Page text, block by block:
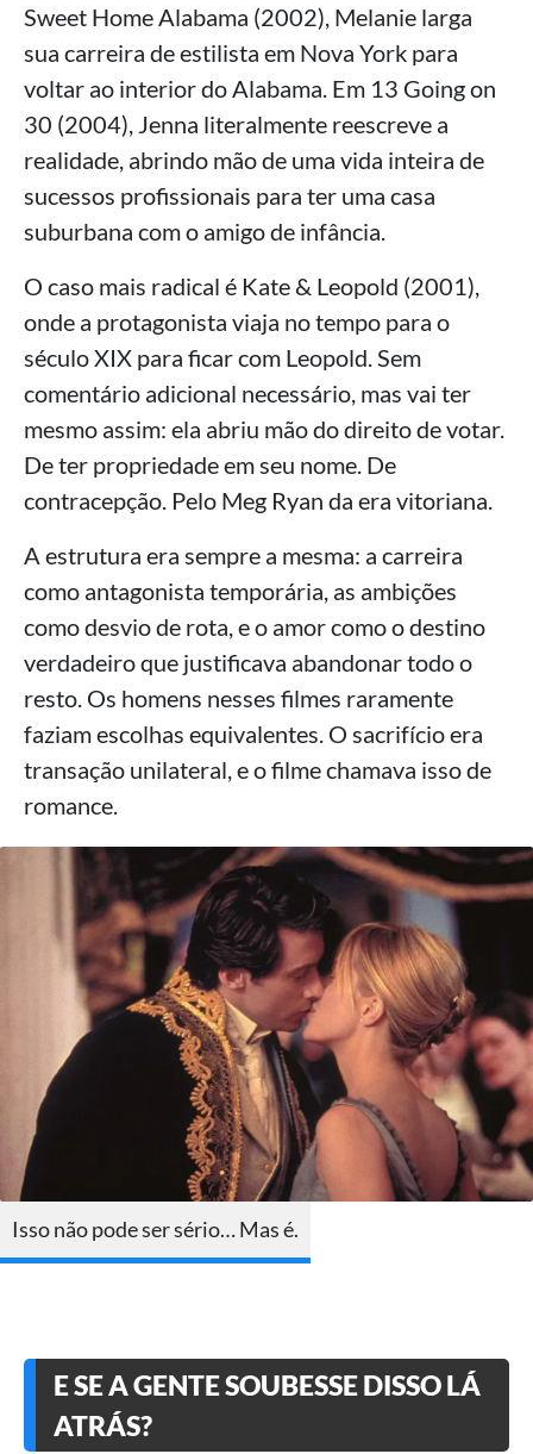
Sweet Home Alabama (2002), Melanie larga
sua carreira de estilista em Nova York para
voltar ao interior do Alabama. Em 13 Going on
30 (2004), Jenna literalmente reescreve a
realidade, abrindo mão de uma vida inteira de
sucessos profissionais para ter uma casa
suburbana com o amigo de infância.
O caso mais radical é Kate & Leopold (2001),
onde a protagonista viaja no tempo para o
século XIX para ficar com Leopold. Sem
comentário adicional necessário, mas vai ter
mesmo assim: ela abriu mão do direito de votar.
De ter propriedade em seu nome. De
contracepção. Pelo Meg Ryan da era vitoriana.
A estrutura era sempre a mesma: a carreira
como antagonista temporária, as ambições
como desvio de rota, e o amor como o destino
verdadeiro que justificava abandonar todo o
resto. Os homens nesses filmes raramente
faziam escolhas equivalentes. O sacrifício era
transação unilateral, e o filme chamava isso de
romance.
Isso não pode ser sério… Mas é.
E SE A GENTE SOUBESSE DISSO LÁ
ATRÁS?